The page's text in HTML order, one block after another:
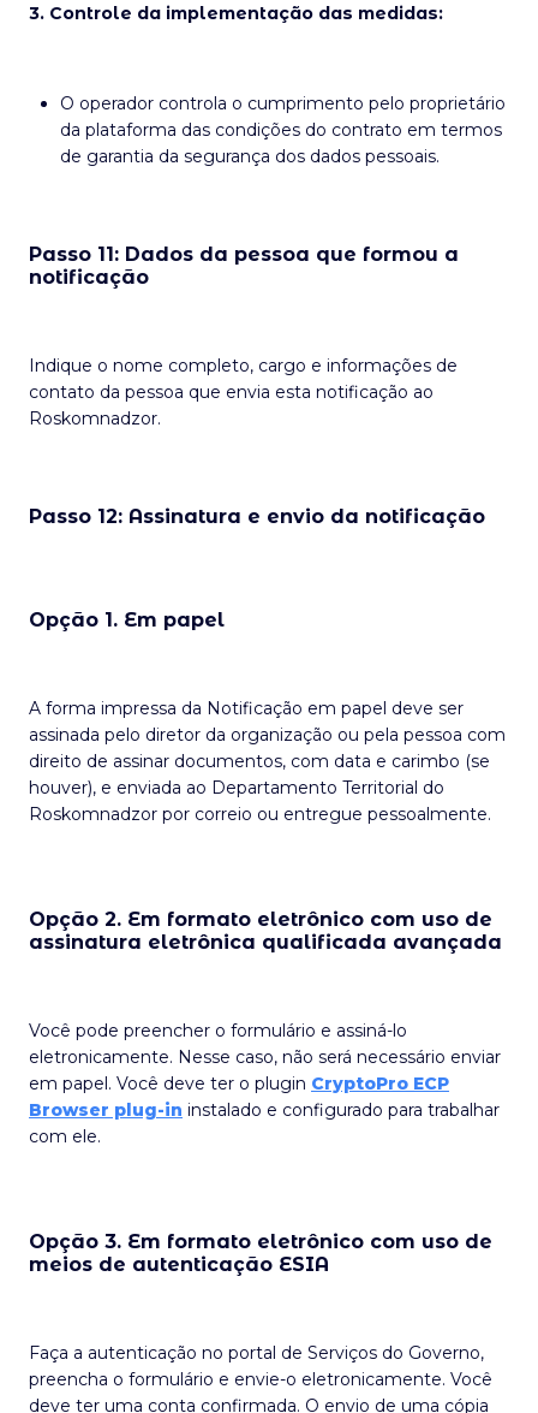
3. Controle da implementação das medidas:
O operador controla o cumprimento pelo proprietário
da plataforma das condições do contrato em termos
de garantia da segurança dos dados pessoais.
Passo 11: Dados da pessoa que formou a
notificação
Indique o nome completo, cargo e informações de
contato da pessoa que envia esta notificação ao
Roskomnadzor.
Passo 12: Assinatura e envio da notificação
Opção 1. Em papel
A forma impressa da Notificação em papel deve ser
assinada pelo diretor da organização ou pela pessoa com
direito de assinar documentos, com data e carimbo (se
houver), e enviada ao Departamento Territorial do
Roskomnadzor por correio ou entregue pessoalmente.
Opção 2. Em formato eletrônico com uso de
assinatura eletrônica qualificada avançada
Você pode preencher o formulário e assiná-lo
eletronicamente. Nesse caso, não será necessário enviar
em papel. Você deve ter o plugin CryptoPro ECP
Browser plug-in instalado e configurado para trabalhar
com ele.
Opção 3. Em formato eletrônico com uso de
meios de autenticação ESIA
Faça a autenticação no portal de Serviços do Governo,
preencha o formulário e envie-o eletronicamente. Você
deve ter uma conta confirmada. O envio de uma cópia